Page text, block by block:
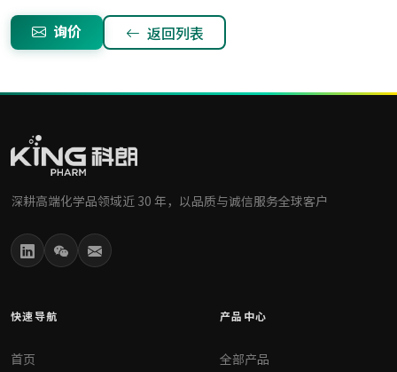
询价 返回列表
深耕高端化学品领域近 30 年，以品质与诚信服务全球客户
快速导航
首页
产品中心
全部产品